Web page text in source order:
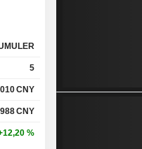
5
CNY
CNY
%